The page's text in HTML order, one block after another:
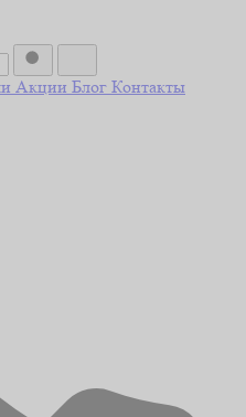
Акции Блог Контакты